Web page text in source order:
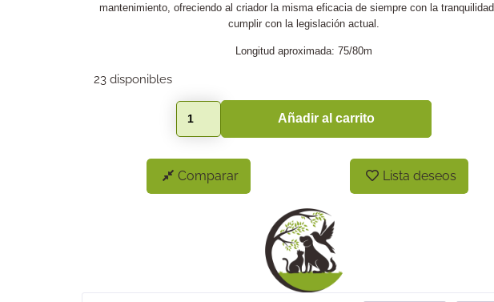
mantenimiento, ofreciendo al criador la misma eficacia de siempre con la
cumplir con la legislación actual.
Longitud aproximada: 75/80m
23 disponibles
Añadir al carrito
Comparar Lista deseos